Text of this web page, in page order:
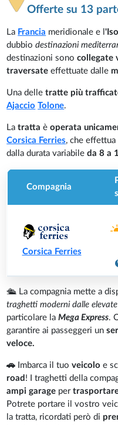
Offerte su 13
La Francia meridionale e l
dubbiodestinazioni
destinazioni sonocollegate
traversate effettuate dalle
Una delletratte più
Ajaccio Tolone.
Latratta èoperata
Corsica Ferries, che effettua
dalla durata variabile da 8 a
Compagnia
Corsica Ferries
🛳️ La compagnia mette a
traghetti moderni dalle
particolare laMega Express.
garantire ai passeggeri un
veloce.
🚗 Imbarca il tuoveicolo e
road ! I traghetti della
ampi garage per
Potrete portare il vostro
la tratta, ricordati però di